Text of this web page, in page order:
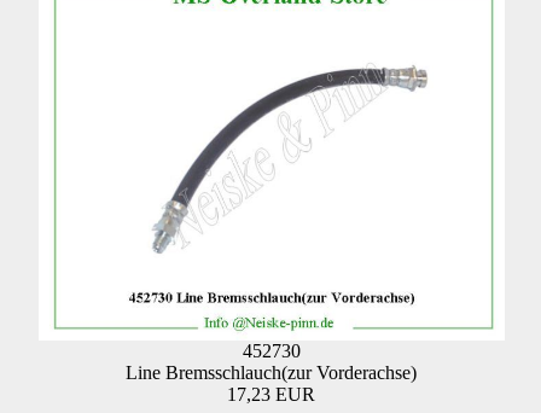
452730
Line Bremsschlauch(zur Vorderachse)
17,23 EUR